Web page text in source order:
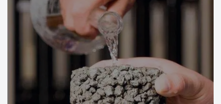
Подробнее